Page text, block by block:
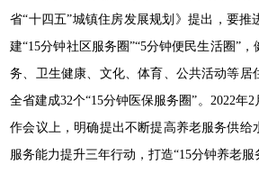
省“十四五”城镇住房发展规划》提出，要推
建“15分钟社区服务圈”“5分钟便民生活圈”
务、卫生健康、文化、体育、公共活动等居
全省建成32个“15分钟医保服务圈”。2022年
作会议上，明确提出不断提高养老服务供给
服务能力提升三年行动，打造“15分钟养老服